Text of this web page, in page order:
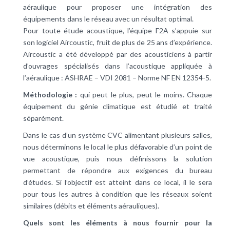
aéraulique pour proposer une intégration des
équipements dans le réseau avec un résultat optimal.
Pour toute étude acoustique, l’équipe F2A s’appuie sur
son logiciel Aircoustic, fruit de plus de 25 ans d’expérience.
Aircoustic a été développé par des acousticiens à partir
d’ouvrages spécialisés dans l’acoustique appliquée à
l’aéraulique : ASHRAE – VDI 2081 – Norme NF EN 12354-5.
Méthodologie : qui peut le plus, peut le moins. Chaque
équipement du génie climatique est étudié et traité
séparément.
Dans le cas d’un système CVC alimentant plusieurs salles,
nous déterminons le local le plus défavorable d’un point de
vue acoustique, puis nous définissons la solution
permettant de répondre aux exigences du bureau
d’études. Si l’objectif est atteint dans ce local, il le sera
pour tous les autres à condition que les réseaux soient
similaires (débits et éléments aérauliques).
Quels sont les éléments à nous fournir pour la